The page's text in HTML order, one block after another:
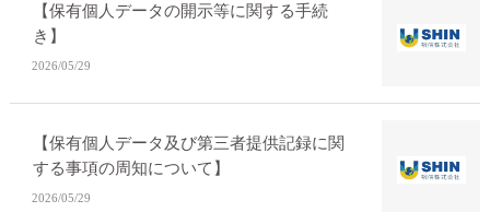
【保有個人データの開示等に関する手続
き】
2026/05/29
【保有個人データ及び第三者提供記録に関
する事項の周知について】
2026/05/29